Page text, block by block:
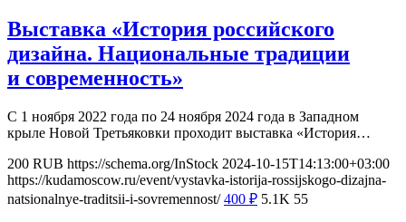
Выставка «История российского
дизайна. Национальные традиции
и современность»
С 1 ноября 2022 года по 24 ноября 2024 года в Западном
крыле Новой Третьяковки проходит выставка «История…
200 RUB https://schema.org/InStock 2024-10-15T14:13:00+03:00
https://kudamoscow.ru/event/vystavka-istorija-rossijskogo-dizajna-
natsionalnye-traditsii-i-sovremennost/ 400 ₽ 5.1K 55